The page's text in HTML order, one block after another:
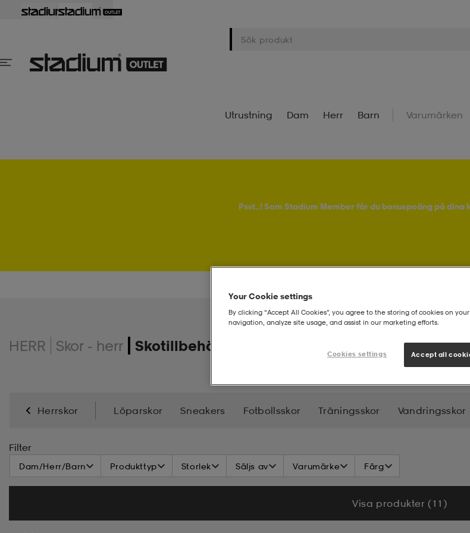
Utrustning Dam Herr Barn Varumärken
Psst..! Som Stadium Member får du bonuspoäng på dina
HERR Skor - herr Skotillbehör - Herr
Herrskor Löparskor Sneakers Fotbollsskor Träningsskor Vandringsskor
Kängor & Stövlar
Filter
Dam/Herr/Barn Produkttyp Storlek Säljs av Varumärke Färg
Visa produkter (11)
Your Cookie settings
By clicking “Accept All Cookies”, you agree to the storing of cookies on
navigation, analyze site usage, and assist in our marketing efforts.
Cookies settings Accept all